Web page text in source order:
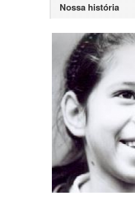
Nossa história